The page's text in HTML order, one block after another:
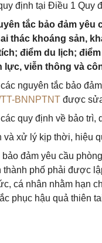
định tại Điều 1 Quy
tắc bảo đảm yêu
thác khoáng sản,
điểm du lịch;
lực, viễn thông và
các nguyên tắc bảo
BNNPTNT được
quy định về bảo
và xử lý kịp thời, hiệu
đảm yêu cầu
thành phố phải được
cá nhân nhằm hạn
phục hậu quả thiên